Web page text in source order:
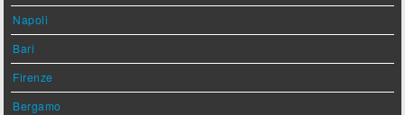
Napoli
Bari
Firenze
Bergamo